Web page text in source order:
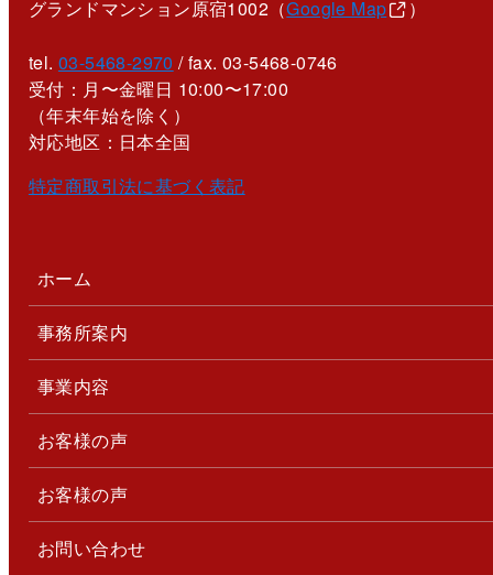
グランドマンション原宿1002（Google Map ）
tel. 03-5468-2970 / fax. 03-5468-0746
受付：月〜金曜日 10:00〜17:00
（年末年始を除く）
対応地区：日本全国
特定商取引法に基づく表記
ホーム
事務所案内
事業内容
お客様の声
お客様の声
お問い合わせ